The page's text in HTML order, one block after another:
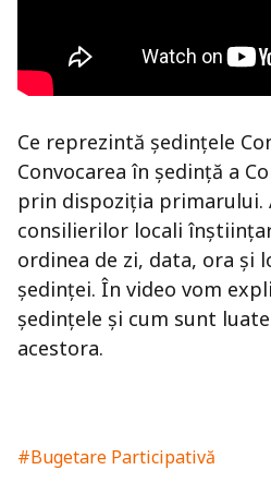
Ce reprezintă ședințele
Convocarea în ședință a
prin dispoziţia primarului.
consilierilor locali
ordinea de zi, data, ora și
ședinței. În video vom
ședințele și cum sunt
acestora.
#Bugetare Participativă